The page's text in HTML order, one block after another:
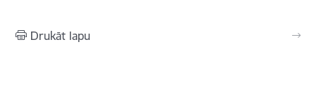
Drukāt lapu